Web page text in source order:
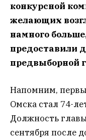
конкурсной
желающих
намного
предоставили
предвыборной
Напомним,
Омска стал 74-
Должность
сентября после